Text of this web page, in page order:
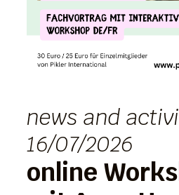
news and
16/07/2026
online